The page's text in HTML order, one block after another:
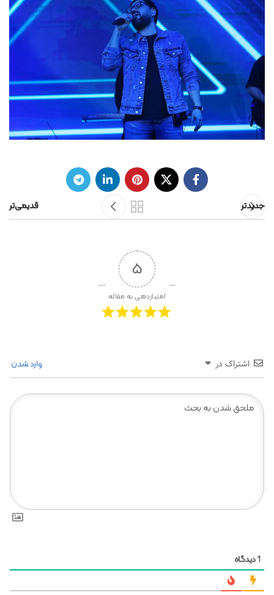
جدیدتر قدیمی‌تر
5
امتیازدهی به مقاله
اشتراک در وارد شدن
1دیدگاه